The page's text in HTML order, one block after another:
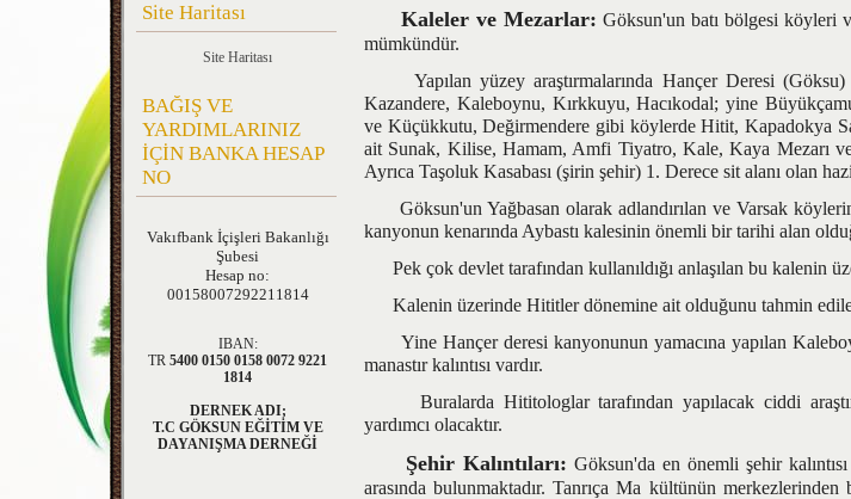
Site Haritası
Site Haritası
BAĞIŞ VE
YARDIMLARINIZ
İÇİN BANKA HESAP
NO
Vakıfbank İçişleri Bakanlığı
Şubesi
Hesap no:
00158007292211814
IBAN:
TR 5400 0150 0158 0072 9221
1814
DERNEK ADI;
T.C GÖKSUN EĞİTİM VE
DAYANIŞMA DERNEĞİ
Kaleler ve Mezarlar: Göksun'un batı bölgesi köyleri
mümkündür.
Yapılan yüzey araştırmalarında Hançer Deresi (Göksu)
Kazandere, Kaleboynu, Kırkkuyu, Hacıkodal; yine
ve Küçükkutu, Değirmendere gibi köylerde Hitit, Kapadokya
ait Sunak, Kilise, Hamam, Amfi Tiyatro, Kale, Kaya Mezarı
Ayrıca Taşoluk Kasabası (şirin şehir) 1. Derece sit alanı olan
Göksun'un Yağbasan olarak adlandırılan ve Varsak
kanyonun kenarında Aybastı kalesinin önemli bir tarihi alan
Pek çok devlet tarafından kullanıldığı anlaşılan bu kalenin
Kalenin üzerinde Hititler dönemine ait olduğunu tahmin
Yine Hançer deresi kanyonunun yamacına yapılan
manastır kalıntısı vardır.
Buralarda Hititologlar tarafından yapılacak ciddi
yardımcı olacaktır.
Şehir Kalıntıları: Göksun'da en önemli şehir
arasında bulunmaktadır. Tanrıça Ma kültünün